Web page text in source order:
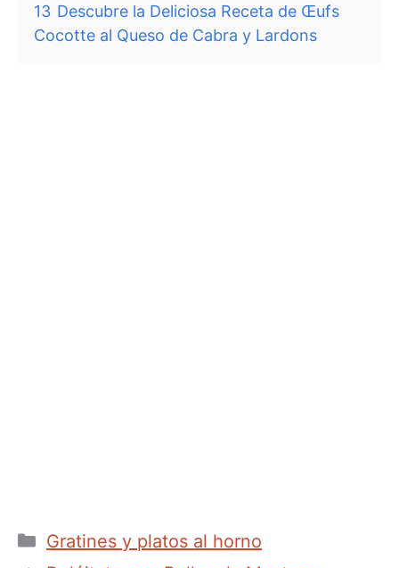
13 Descubre la Deliciosa Receta de Œufs
Cocotte al Queso de Cabra y Lardons
Categorías
Gratines y platos al horno